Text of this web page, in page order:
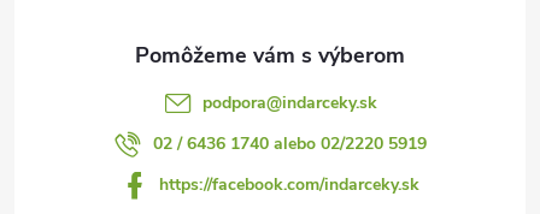
podpora@indarceky.sk
02 / 6436 1740 alebo 02/2220 5919
https://facebook.com/indarceky.sk